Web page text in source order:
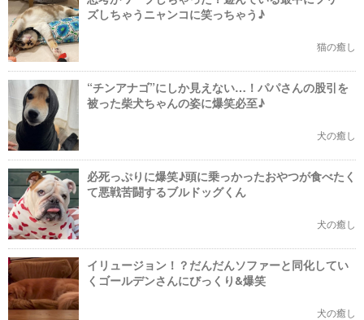
ズしちゃうニャンコに笑っちゃう♪
猫の癒し
“チンアナゴ”にしか見えない…！パパさんの股引を
被った柴犬ちゃんの姿に爆笑必至♪
犬の癒し
必死っぷりに爆笑♪頭に乗っかったおやつが食べたく
て悪戦苦闘するブルドッグくん
犬の癒し
イリュージョン！？だんだんソファーと同化してい
くゴールデンさんにびっくり&爆笑
犬の癒し